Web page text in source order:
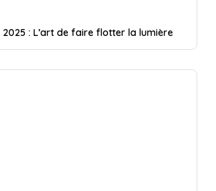
2025 : L’art de faire flotter la lumière